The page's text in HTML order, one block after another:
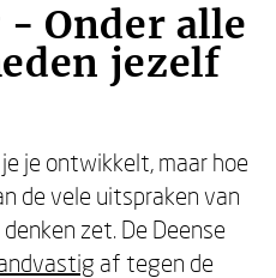
Onder alle
jezelf
je ontwikkelt, maar hoe
de vele uitspraken van
zet. De Deense
af tegen de